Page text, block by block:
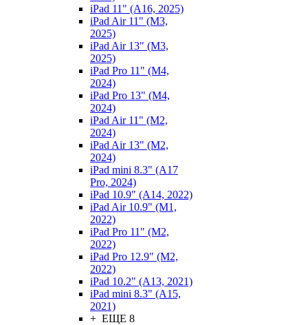
iPad 11" (A16, 2025)
iPad Air 11" (M3,
2025)
iPad Air 13" (M3,
2025)
iPad Pro 11" (M4,
2024)
iPad Pro 13" (M4,
2024)
iPad Air 11" (M2,
2024)
iPad Air 13" (M2,
2024)
iPad mini 8.3" (A17
Pro, 2024)
iPad 10.9" (A14, 2022)
iPad Air 10.9" (M1,
2022)
iPad Pro 11" (M2,
2022)
iPad Pro 12.9" (M2,
2022)
iPad 10.2" (A13, 2021)
iPad mini 8.3" (A15,
2021)
+ ЕЩЕ 8